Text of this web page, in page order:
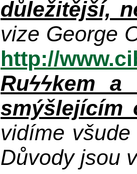
důležitější,
vize George
http://
Ruϟϟkem
smýšlejícím
vidíme
Důvody jsou